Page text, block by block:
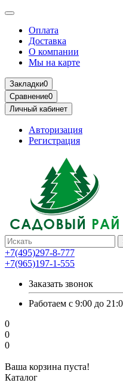
Оплата
Доставка
О компании
Мы на карте
Закладки0
Сравнение0
Личный кабинет
Авторизация
Регистрация
+7(495)297-8-777
+7(965)197-1-555
Заказать звонок
Работаем с 9:00 до
0
0
0
Ваша корзина пуста!
Каталог